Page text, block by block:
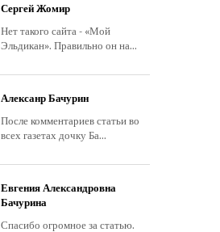
Сергей Жомир
Нет такого сайта - «Мой
Эльдикан». Правильно он на...
Алексанр Бачурин
После комментариев статьи во
всех газетах дочку Ба...
Евгения Александровна
Бачурина
Спасибо огромное за статью.